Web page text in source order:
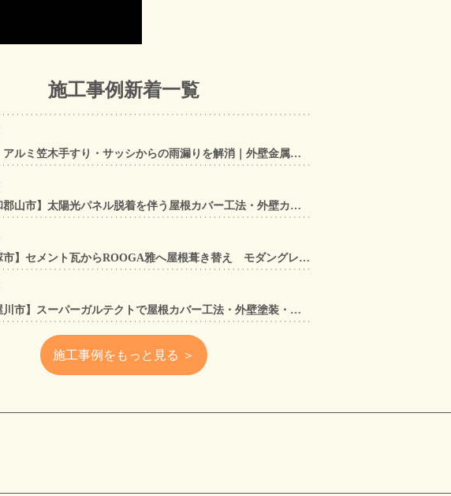
施工事例新着一覧
【東大阪市】アルミ笠木手すり・サッシからの雨漏りを解消｜外壁金属サイディングカバー工法
【奈良県大和郡山市】太陽光パネル脱着を伴う屋根カバー工法・外壁カバー工法・外壁塗装工事｜スーパーガルテクト施工事例
【兵庫県宝塚市】セメント瓦からROOGA雅へ屋根葺き替え モダングレーで軽量化・外壁塗装も同時施工
【大阪府寝屋川市】スーパーガルテクトで屋根カバー工法・外壁塗装・雨樋工事｜住まいをトータルリフォームした施工事例
施工事例をもっと見る ＞